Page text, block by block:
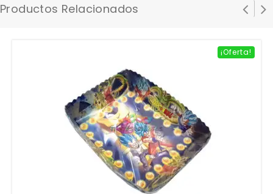
Productos Relacionados
¡Oferta!